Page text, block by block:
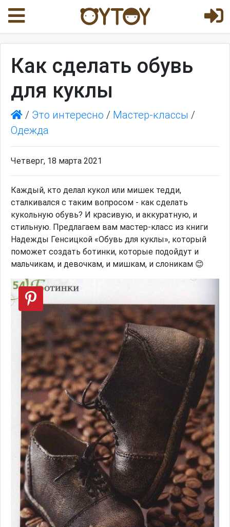
Как сделать обувь
для куклы
/ Это интересно / Мастер-классы /
Одежда
Четверг, 18 марта 2021
Каждый, кто делал кукол или мишек тедди,
сталкивался с таким вопросом - как сделать
кукольную обувь? И красивую, и аккуратную, и
стильную. Предлагаем вам мастер-класс из книги
Надежды Генсицкой «Обувь для куклы», который
поможет создать ботинки, которые подойдут и
мальчикам, и девочкам, и мишкам, и слоникам 😊